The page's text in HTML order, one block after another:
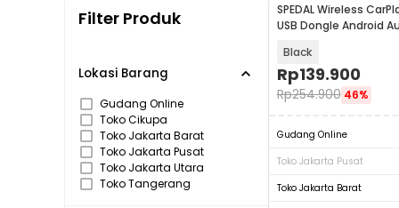
Toko Jakarta Barat
Senin -
Toko Tangerang
Senin - Jumat
Senin - Jumat
Filter Produk
Lokasi Barang
Gudang Online
Toko Cikupa
Toko Jakarta Barat
Toko Jakarta Pusat
Toko Jakarta Utara
Toko Tangerang
SPEDAL Wireless
USB Dongle Android
Black
Rp139.900
Rp254.900 46%
Gudang Online
Toko Jakarta Pusat
Toko Jakarta Barat